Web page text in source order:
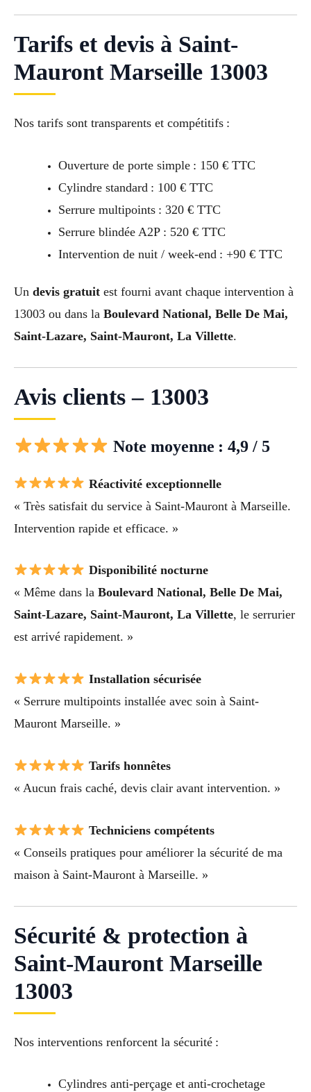
Tarifs et devis à Saint-
Mauront Marseille 13003
Nos tarifs sont transparents et compétitifs :
Ouverture de porte simple : 150 € TTC
Cylindre standard : 100 € TTC
Serrure multipoints : 320 € TTC
Serrure blindée A2P : 520 € TTC
Intervention de nuit / week-end : +90 € TTC
Un devis gratuit est fourni avant chaque intervention à
13003 ou dans la Boulevard National, Belle De Mai,
Saint-Lazare, Saint-Mauront, La Villette.
Avis clients – 13003
Note moyenne : 4,9 / 5
Réactivité exceptionnelle
« Très satisfait du service à Saint-Mauront à Marseille.
Intervention rapide et efficace. »
Disponibilité nocturne
« Même dans la Boulevard National, Belle De Mai,
Saint-Lazare, Saint-Mauront, La Villette, le serrurier
est arrivé rapidement. »
Installation sécurisée
« Serrure multipoints installée avec soin à Saint-
Mauront Marseille. »
Tarifs honnêtes
« Aucun frais caché, devis clair avant intervention. »
Techniciens compétents
« Conseils pratiques pour améliorer la sécurité de ma
maison à Saint-Mauront à Marseille. »
Sécurité & protection à
Saint-Mauront Marseille
13003
Nos interventions renforcent la sécurité :
Cylindres anti-perçage et anti-crochetage